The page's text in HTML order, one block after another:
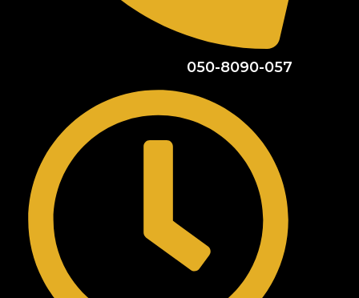
050-8090-057